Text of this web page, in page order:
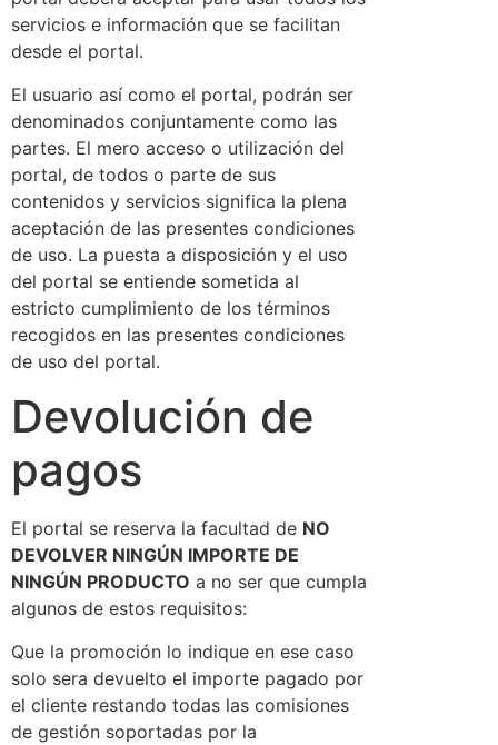
servicios e información que se facilitan
desde el portal.
El usuario así como el portal, podrán ser
denominados conjuntamente como las
partes. El mero acceso o utilización del
portal, de todos o parte de sus
contenidos y servicios significa la plena
aceptación de las presentes condiciones
de uso. La puesta a disposición y el uso
del portal se entiende sometida al
estricto cumplimiento de los términos
recogidos en las presentes condiciones
de uso del portal.
Devolución de
pagos
El portal se reserva la facultad de NO
DEVOLVER NINGÚN IMPORTE DE
NINGÚN PRODUCTO a no ser que cumpla
algunos de estos requisitos:
Que la promoción lo indique en ese caso
solo sera devuelto el importe pagado por
el cliente restando todas las comisiones
de gestión soportadas por la